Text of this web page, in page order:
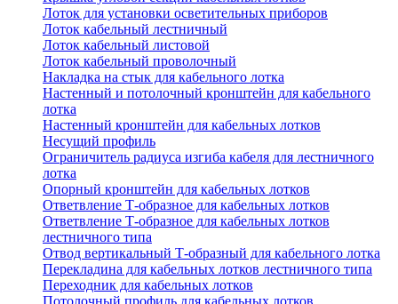
Лоток для установки осветительных приборов
Лоток кабельный лестничный
Лоток кабельный листовой
Лоток кабельный проволочный
Накладка на стык для кабельного лотка
Настенный и потолочный кронштейн для кабельного
лотка
Настенный кронштейн для кабельных лотков
Несущий профиль
Ограничитель радиуса изгиба кабеля для лестничного
лотка
Опорный кронштейн для кабельных лотков
Ответвление Т-образное для кабельных лотков
Ответвление Т-образное для кабельных лотков
лестничного типа
Отвод вертикальный Т-образный для кабельного лотка
Перекладина для кабельных лотков лестничного типа
Переходник для кабельных лотков
Потолочный профиль для кабельных лотков